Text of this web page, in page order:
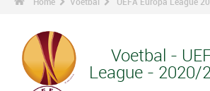
Voetbal -
League - 2020/